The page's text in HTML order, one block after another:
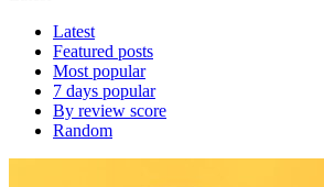
Latest
Featured posts
Most popular
7 days popular
By review score
Random